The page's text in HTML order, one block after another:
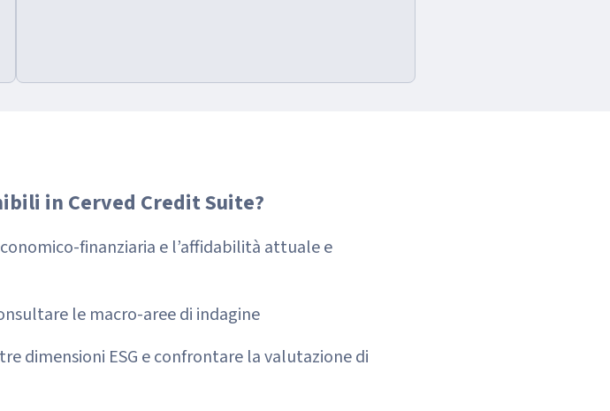
in Cerved Credit Suite?
finanziaria e l’affidabilità attuale e
le macro-aree di indagine
dimensioni ESG e confrontare la valutazione di